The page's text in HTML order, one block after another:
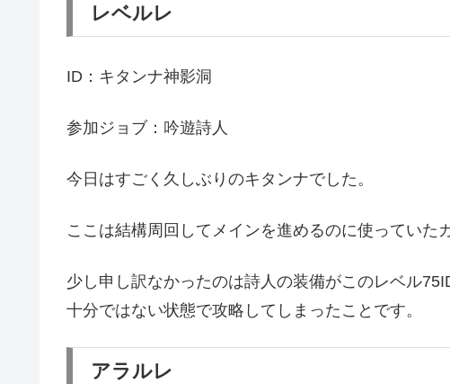
レベルレ
ID：キタンナ神影洞
参加ジョブ：吟遊詩人
今日はすごく久しぶりのキタンナでした。
ここは結構周回してメインを進めるのに使っていた
少し申し訳なかったのは詩人の装備がこのレベル
十分ではない状態で攻略してしまったことです。
アラルレ